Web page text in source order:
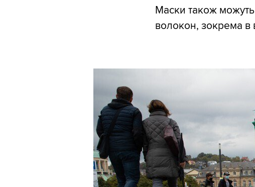
Маски також
волокон, зокрема в